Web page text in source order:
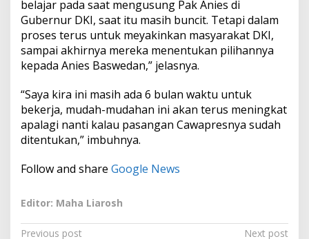
belajar pada saat mengusung Pak Anies di
Gubernur DKI, saat itu masih buncit. Tetapi dalam
proses terus untuk meyakinkan masyarakat DKI,
sampai akhirnya mereka menentukan pilihannya
kepada Anies Baswedan,” jelasnya.
“Saya kira ini masih ada 6 bulan waktu untuk
bekerja, mudah-mudahan ini akan terus meningkat
apalagi nanti kalau pasangan Cawapresnya sudah
ditentukan,” imbuhnya.
Follow and share Google News
Editor: Maha Liarosh
Previous post
Next post